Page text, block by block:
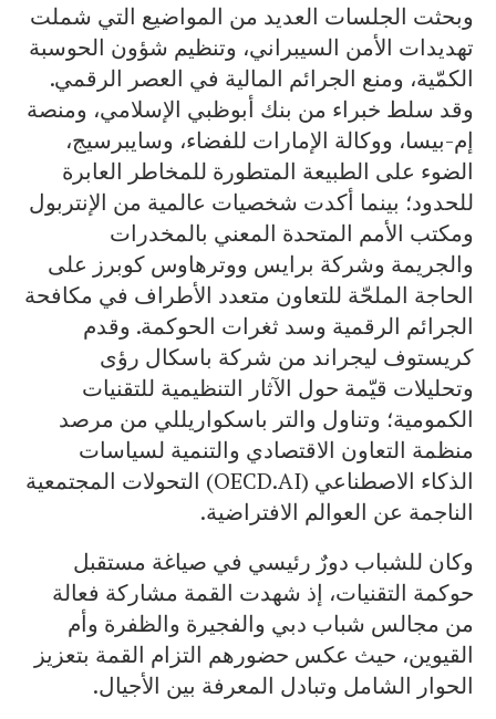
وبحثت الجلسات العديد من المواضيع التي شملت
تهديدات الأمن السيبراني، وتنظيم شؤون الحوسبة
الكمّية، ومنع الجرائم المالية في العصر الرقمي.
وقد سلط خبراء من بنك أبوظبي الإسلامي، ومنصة
إم-بيسا، ووكالة الإمارات للفضاء، وسايبرسيج،
الضوء على الطبيعة المتطورة للمخاطر العابرة
للحدود؛ بينما أكدت شخصيات عالمية من الإنتربول
ومكتب الأمم المتحدة المعني بالمخدرات
والجريمة وشركة برايس ووترهاوس كوبرز على
الحاجة الملحّة للتعاون متعدد الأطراف في مكافحة
الجرائم الرقمية وسد ثغرات الحوكمة. وقدم
كريستوف ليجراند من شركة باسكال رؤى
وتحليلات قيّمة حول الآثار التنظيمية للتقنيات
الكمومية؛ وتناول والتر باسكواريللي من مرصد
منظمة التعاون الاقتصادي والتنمية لسياسات
الذكاء الاصطناعي (OECD.AI) التحولات المجتمعية
الناجمة عن العوالم الافتراضية.
وكان للشباب دورٌ رئيسي في صياغة مستقبل
حوكمة التقنيات، إذ شهدت القمة مشاركة فعالة
من مجالس شباب دبي والفجيرة والظفرة وأم
القيوين، حيث عكس حضورهم التزام القمة بتعزيز
الحوار الشامل وتبادل المعرفة بين الأجيال.